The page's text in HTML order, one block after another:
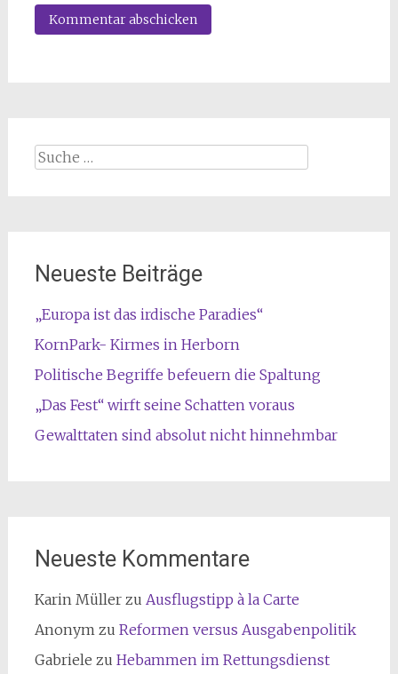
Suche
Neueste Beiträge
„Europa ist das irdische Paradies“
KornPark- Kirmes in Herborn
Politische Begriffe befeuern die Spaltung
„Das Fest“ wirft seine Schatten voraus
Gewalttaten sind absolut nicht hinnehmbar
Neueste Kommentare
Karin Müllerzu Ausflugstipp à la Carte
Anonymzu Reformen versus Ausgabenpolitik
Gabriele zu Hebammen im Rettungsdienst